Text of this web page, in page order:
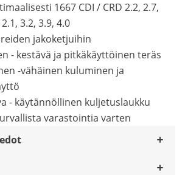
1667 CDI / CRD 2.2, 2.7,
3.2, 3.9, 4.0
jakoketjuihin
- kestävä ja pitkäkäyttöinen teräs
-vähäinen kuluminen ja
- käytännöllinen kuljetuslaukku
varastointia varten